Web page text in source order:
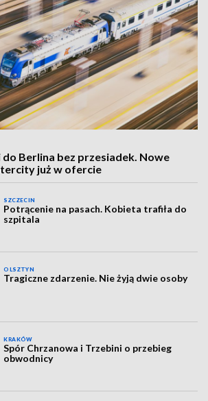
do Berlina bez przesiadek. Nowe
już w ofercie
SZCZECIN
Potrącenie na pasach. Kobieta trafiła do
szpitala
OLSZTYN
Tragiczne zdarzenie. Nie żyją dwie osoby
KRAKÓW
Spór Chrzanowa i Trzebini o przebieg
obwodnicy